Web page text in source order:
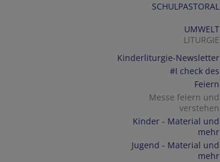
SCHULPASTORAL
UMWELT
LITURGIE
Kinderliturgie-Newsletter
#I check des
Feiern
Messe feiern und
verstehen
Kinder - Material und
mehr
Jugend - Material und
mehr